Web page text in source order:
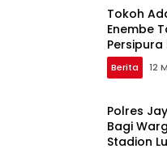
Tokoh
Enembe
Berita 12
Polres
Bagi
Stadion